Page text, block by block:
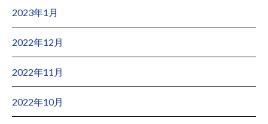
2023年1月
2022年12月
2022年11月
2022年10月